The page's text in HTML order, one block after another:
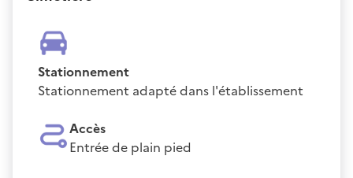
Stationnement
Stationnement adapté dans l'établissement
Accès
Entrée de plain pied